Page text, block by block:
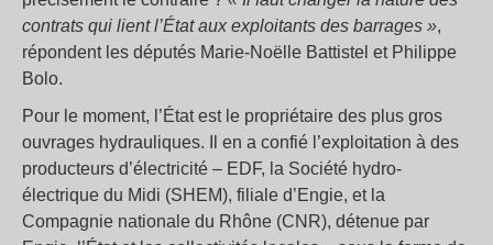
contrats qui lient l’État aux exploitants des barrages »,
répondent les députés Marie-Noëlle Battistel et Philippe
Bolo.
Pour le moment, l’État est le propriétaire des plus gros
ouvrages hydrauliques. Il en a confié l’exploitation à des
producteurs d’électricité – EDF, la Société hydro-
électrique du Midi (SHEM), filiale d’Engie, et la
Compagnie nationale du Rhône (CNR), détenue par